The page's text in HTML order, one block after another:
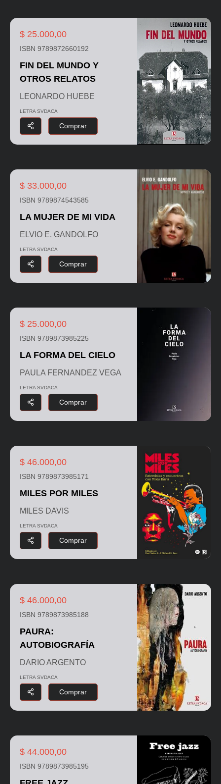
$ 25.000,00
ISBN 9789872660192
FIN DEL MUNDO Y
OTROS RELATOS
LEONARDO HUEBE
LETRA SVDACA
Comprar
$ 33.000,00
ISBN 9789874543585
LA MUJER DE MI VIDA
ELVIO E. GANDOLFO
LETRA SVDACA
Comprar
$ 25.000,00
ISBN 9789873985225
LA FORMA DEL CIELO
PAULA FERNANDEZ VEGA
LETRA SVDACA
Comprar
$ 46.000,00
ISBN 9789873985171
MILES POR MILES
MILES DAVIS
LETRA SVDACA
Comprar
$ 46.000,00
ISBN 9789873985188
PAURA:
AUTOBIOGRAFÍA
DARIO ARGENTO
LETRA SVDACA
Comprar
$ 44.000,00
ISBN 9789873985195